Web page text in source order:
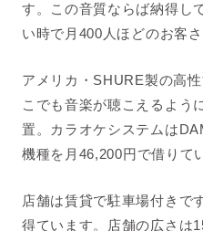
す。この音質ならば納得し
い時で月400人ほどのお客
アメリカ・SHURE製の高
こでも音楽が聴こえるよう
置。
カラオケシステムは
機種を月46,200円で借りて
店舗は賃貸で駐車場付きで
得ています。店舗の広さは